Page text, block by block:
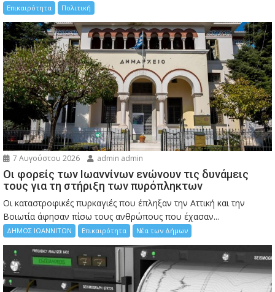
Επικαιρότητα Πολιτική
7 Αυγούστου 2026 admin admin
Οι φορείς των Ιωαννίνων ενώνουν τις δυνάμεις
τους για τη στήριξη των πυρόπληκτων
Οι καταστροφικές πυρκαγιές που έπληξαν την Αττική και την
Bοιωτία άφησαν πίσω τους ανθρώπους που έχασαν...
ΔΗΜΟΣ ΙΩΑΝΝΙΤΩΝ Επικαιρότητα Νέα των Δήμων